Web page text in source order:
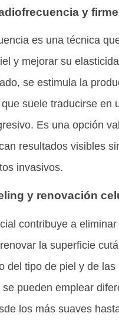
y
es una técnica
y mejorar su
se estimula la
suele traducirse en
Es una opción
resultados visibles
invasivos.
y renovación
contribuye a
la superficie
del tipo de piel y de las
se pueden emplear
los más suaves